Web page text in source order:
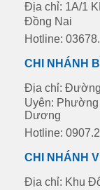
Địa chỉ: 1A/1
Đồng Nai
Hotline:
CHI NHÁNH
Địa chỉ: Đường
Uyên: Phường
Dương
Hotline:
CHI NHÁNH
Địa chỉ: Khu